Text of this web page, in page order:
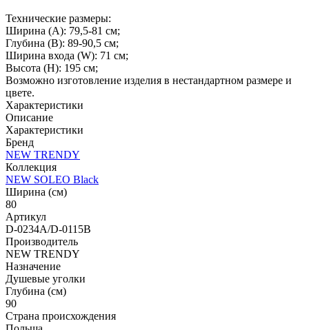
Технические размеры:
Ширина (A): 79,5-81 см;
Глубина (B): 89-90,5 см;
Ширина входа (W): 71 см;
Высота (H): 195 см;
Возможно изготовление изделия в нестандартном размере и
цвете.
Характеристики
Описание
Характеристики
Бренд
NEW TRENDY
Коллекция
NEW SOLEO Black
Ширина (см)
80
Артикул
D-0234A/D-0115B
Производитель
NEW TRENDY
Назначение
Душевые уголки
Глубина (см)
90
Страна происхождения